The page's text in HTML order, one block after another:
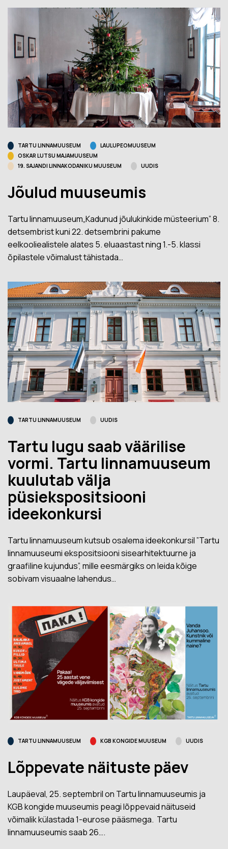
TARTU LINNAMUUSEUM
LAULUPEOMUUSEUM
OSKAR LUTSU MAJAMUUSEUM
19. SAJANDI LINNAKODANIKU MUUSEUM
UUDIS
Jõulud muuseumis
Tartu linnamuuseum„Kadunud jõulukinkide müsteerium” 8.
detsembrist kuni 22. detsembrini pakume
eelkooliealistele alates 5. eluaastast ning 1.-5. klassi
õpilastele võimalust tähistada…
TARTU LINNAMUUSEUM UUDIS
Tartu lugu saab väärilise
vormi. Tartu linnamuuseum
kuulutab välja
püsiekspositsiooni
ideekonkursi
Tartu linnamuuseum kutsub osalema ideekonkursil ”Tartu
linnamuuseumi ekspositsiooni sisearhitektuurne ja
graafiline kujundus”, mille eesmärgiks on leida kõige
sobivam visuaalne lahendus…
TARTU LINNAMUUSEUM KGB KONGIDE MUUSEUM UUDIS
Lõppevate näituste päev
Laupäeval, 25. septembril on Tartu linnamuuseumis ja
KGB kongide muuseumis peagi lõppevaid näituseid
võimalik külastada 1-eurose pääsmega. Tartu
linnamuuseumis saab 26….